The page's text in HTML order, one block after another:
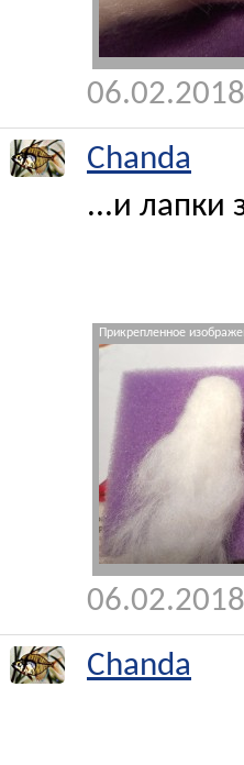
Chanda
...и лапки
Прикрепленное
Chanda